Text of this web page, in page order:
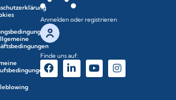
Anmelden oder registrieren
Finde uns auf: